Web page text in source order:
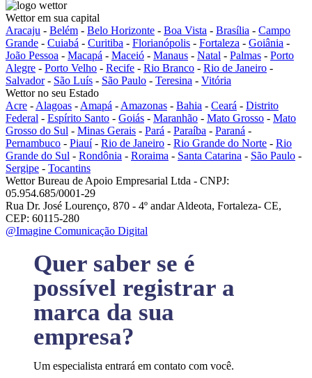
Wettor em sua capital
Aracaju - Belém - Belo Horizonte - Boa Vista - Brasília - Campo
Grande - Cuiabá - Curitiba - Florianópolis - Fortaleza - Goiânia -
João Pessoa - Macapá - Maceió - Manaus - Natal - Palmas - Porto
Alegre - Porto Velho - Recife - Rio Branco - Rio de Janeiro -
Salvador- São Luís - São Paulo - Teresina - Vitória
Wettor no seu Estado
Acre - Alagoas - Amapá - Amazonas - Bahia - Ceará - Distrito
Federal - Espírito Santo - Goiás - Maranhão - Mato Grosso - Mato
Grosso do Sul - Minas Gerais - Pará - Paraíba - Paraná -
Pernambuco - Piauí- Rio de Janeiro - Rio Grande do Norte - Rio
Grande do Sul - Rondônia - Roraima - Santa Catarina - São Paulo -
Sergipe - Tocantins
Wettor Bureau de Apoio Empresarial Ltda - CNPJ:
05.954.685/0001-29
Rua Dr. José Lourenço, 870 - 4º andar Aldeota, Fortaleza- CE,
CEP: 60115-280
@Imagine Comunicação Digital
Quer saber se é
possível registrar a
marca da sua
empresa?
Um especialista entrará em contato com você.